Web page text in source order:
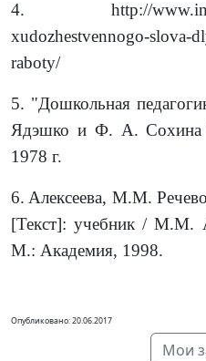
4.
http://
xudozhestvennogo-slova-
raboty/
5. "Дошкольная
Ядэшко и Ф. А. Сохина
1978 г.
6. Алексеева, М.М.
[Текст]: учебник / М.М.
М.: Академия, 1998.
Опубликовано: 20.06.2017
Мои